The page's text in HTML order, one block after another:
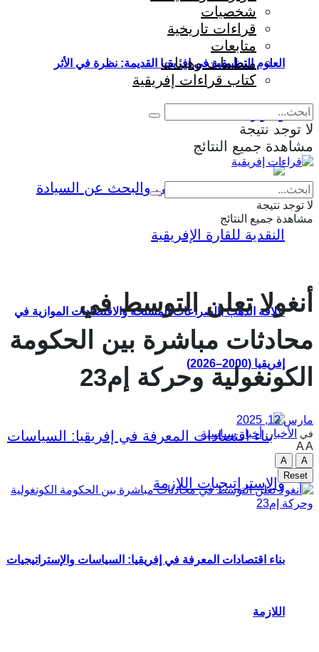
العلوم التطبيقية في إفريقيا القديمة: نظرة في الأثر
والمؤثرات
علاقة الذهب بالصراعات المسلحة والاقتصادات الموازية في
إفريقيا (2000–2026)
بناء اقتصادات المعرفة في إفريقيا: السياسات والإستراتيجيات
اللازمة
شخصيات
قراءات تاريخية
متابعات
منظمات وهيئات
كتاب قراءات إفريقية
لا توجد نتيجة
مشاهدة جميع النتائج
لا توجد نتيجة
مشاهدة جميع النتائج
أنغولا تعلن التوسط في
محادثات مباشرة بين الحكومة
الكونغولية وحركة إم23
مارس 12, 2025
في الأخبار ,أخبار سياسية
AA
A
A
Reset